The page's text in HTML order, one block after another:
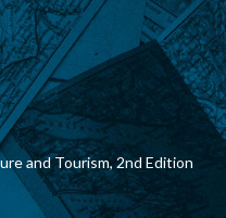
and Tourism, 2nd Edition